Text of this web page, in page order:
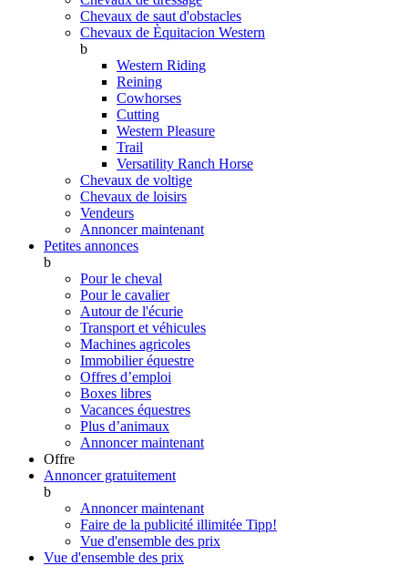
Chevaux de saut d'obstacles
Chevaux de Èquitacion Western
b
Western Riding
Reining
Cowhorses
Cutting
Western Pleasure
Trail
Versatility Ranch Horse
Chevaux de voltige
Chevaux de loisirs
Vendeurs
Annoncer maintenant
Petites annonces
b
Pour le cheval
Pour le cavalier
Autour de l'écurie
Transport et véhicules
Machines agricoles
Immobilier équestre
Offres d’emploi
Boxes libres
Vacances équestres
Plus d’animaux
Annoncer maintenant
Offre
Annoncer gratuitement
b
Annoncer maintenant
Faire de la publicité illimitée Tipp!
Vue d'ensemble des prix
Vue d'ensemble des prix